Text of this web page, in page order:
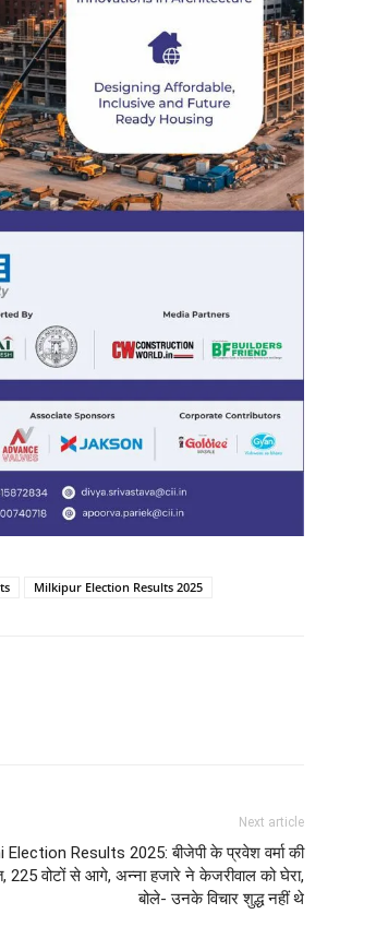
Milkipur Election Results 2025
Next article
Election Results 2025: बीजेपी के प्रवेश वर्मा की
225 वोटों से आगे, अन्ना हजारे ने केजरीवाल को घेरा,
बोले- उनके विचार शुद्ध नहीं थे